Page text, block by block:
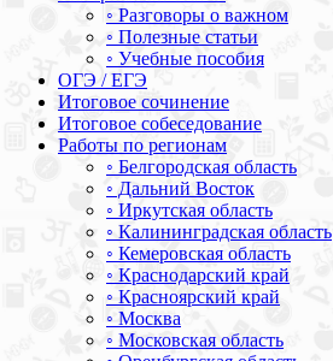
◦ Разговоры о важном
◦ Полезные статьи
◦ Учебные пособия
ОГЭ / ЕГЭ
Итоговое сочинение
Итоговое собеседование
Работы по регионам
◦ Белгородская область
◦ Дальний Восток
◦ Иркутская область
◦ Калининградская область
◦ Кемеровская область
◦ Краснодарский край
◦ Красноярский край
◦ Москва
◦ Московская область